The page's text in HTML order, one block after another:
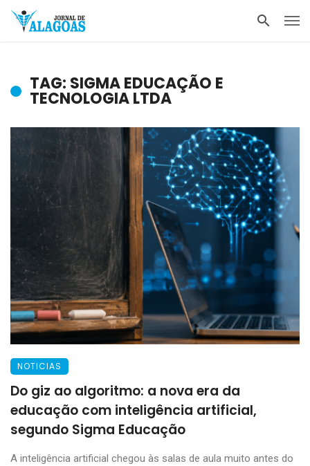
TAG: SIGMA EDUCAÇÃO E
TECNOLOGIA LTDA
NOTICIAS
Do giz ao algoritmo: a nova era da
educação com inteligência artificial,
segundo Sigma Educação
A inteligência artificial chegou às salas de aula muito antes do